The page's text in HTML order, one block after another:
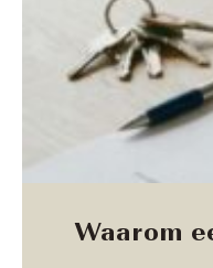
Waarom